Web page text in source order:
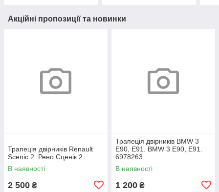
Акційні пропозиції та новинки
Трапеція двірників Renault
Scenic 2. Рено Сценік 2.
В наявності
2 500 ₴
Трапеція двірників BMW 3
E90, E91. BMW 3 Е90, Е91.
6978263.
В наявності
1 200 ₴